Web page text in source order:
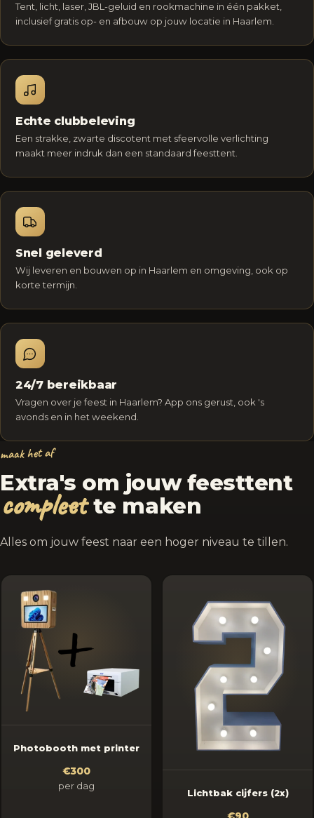
Tent, licht, laser, JBL-geluid en rookmachine in één pakket,
inclusief gratis op- en afbouw op jouw locatie in Haarlem.
Echte clubbeleving
Een strakke, zwarte discotent met sfeervolle verlichting
maakt meer indruk dan een standaard feesttent.
Snel geleverd
Wij leveren en bouwen op in Haarlem en omgeving, ook op
korte termijn.
24/7 bereikbaar
Vragen over je feest in Haarlem? App ons gerust, ook 's
avonds en in het weekend.
maak het af
Extra's om jouw feesttent
compleette maken
Alles om jouw feest naar een hoger niveau te tillen.
Photobooth met printer
€300
per dag
Lichtbak cijfers (2x)
€90